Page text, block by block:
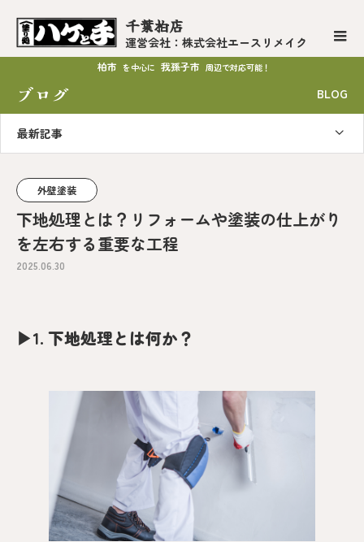
千葉柏店
運営会社：株式会社エースリメイク
柏市 を中心に 我孫子市 周辺で対応可能！
ブログ BLOG
最新記事
外壁塗装
下地処理とは？リフォームや塗装の仕上がり
を左右する重要な工程
2025.06.30
▶︎1. 下地処理とは何か？